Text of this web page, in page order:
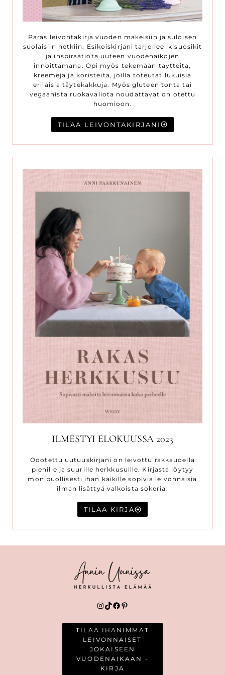
Paras leivontakirja vuoden makeisiin ja suloisen
suolaisiin hetkiin. Esikoiskirjani tarjoilee ikisuosikit
ja inspiraatiota uuteen vuodenaikojen
innoittamana. Opi myös tekemään täytteitä,
kreemejä ja koristeita, joilla toteutat lukuisia
erilaisia täytekakkuja. Myös gluteenitonta tai
vegaanista ruokavaliota noudattavat on otettu
huomioon.
TILAA LEIVONTAKIRJANI
ILMESTYI ELOKUUSSA 2023
Odotettu uutuuskirjani on leivottu rakkaudella
pienille ja suurille herkkusuille. Kirjasta löytyy
monipuollisesti ihan kaikille sopivia leivonnaisia
ilman lisättyä valkoista sokeria.
TILAA KIRJA
Instagram
TikTok
Facebook
Pinterest
TILAA IHANIMMAT
LEIVONNAISET
JOKAISEEN
VUODENAIKAAN -
KIRJA